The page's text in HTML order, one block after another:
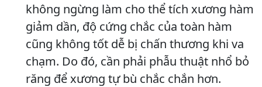
không ngừng làm cho thể tích xương hàm
giảm dần, độ cứng chắc của toàn hàm
cũng không tốt dễ bị chấn thương khi va
chạm. Do đó, cần phải phẫu thuật nhổ bỏ
răng để xương tự bù chắc chắn hơn.